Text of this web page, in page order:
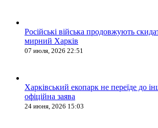
Російські війська продовжують
мирний Харків
07 июля, 2026 22:51
Харківський екопарк не переїде до
офіційна заява
24 июня, 2026 15:03